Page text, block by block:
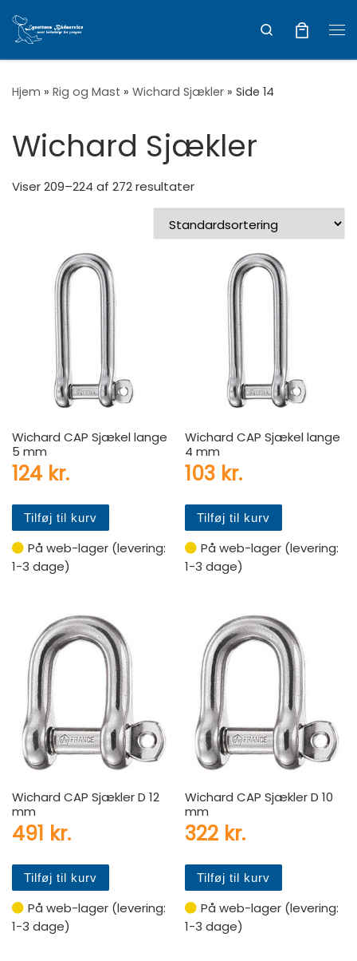
Vis hele indholdet
Search
Hjem » Rig og Mast » Wichard Sjækler » Side 14
Wichard Sjækler
Viser 209–224 af 272 resultater
Wichard CAP Sjækel lange
5 mm
124 kr.
Tilføj til kurv
På web-lager (levering:
1-3 dage)
Wichard CAP Sjækel lange
4 mm
103 kr.
Tilføj til kurv
På web-lager (levering:
1-3 dage)
Wichard CAP Sjækler D 12
mm
491 kr.
Tilføj til kurv
På web-lager (levering:
1-3 dage)
Wichard CAP Sjækler D 10
mm
322 kr.
Tilføj til kurv
På web-lager (levering:
1-3 dage)